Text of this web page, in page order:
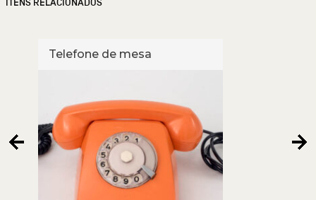
ITENS RELACIONADOS
Telefone de mesa